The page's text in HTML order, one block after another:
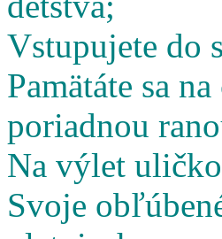
Vstupujete do
Pamätáte sa
poriadnou
Na výlet
Svoje